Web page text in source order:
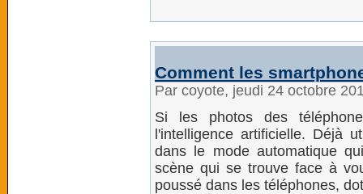
Comment les
Par coyote, jeudi 24 octobre
Si les photos des
l'intelligence artificielle. Déjà
dans le mode automatique
scène qui se trouve face à
poussé dans les téléphones,